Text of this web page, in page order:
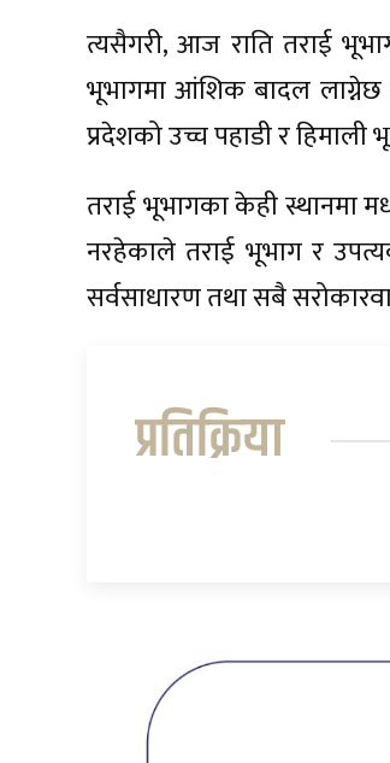
त्यसैगरी, आज राति तराई
भूभागमा आंशिक बादल
प्रदेशको उच्च पहाडी र
तराई भूभागका केही स्थानमा
नरहेकाले तराई भूभाग र
सर्वसाधारण तथा सबै
प्रतिक्रिया